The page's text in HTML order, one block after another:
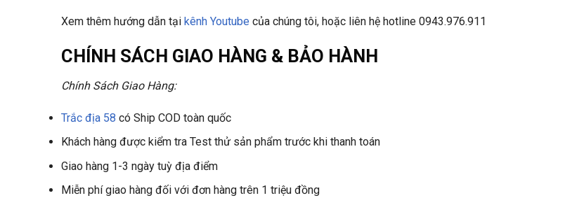
Xem thêm hướng dẫn tại kênh Youtube của chúng tôi, hoặc liên hệ hotline 0943.976.911
CHÍNH SÁCH GIAO HÀNG & BẢO HÀNH
Chính Sách Giao Hàng:
Trắc địa 58 có Ship COD toàn quốc
Khách hàng được kiểm tra Test thử sản phẩm trước khi thanh toán
Giao hàng 1-3 ngày tuỳ địa điểm
Miễn phí giao hàng đối với đơn hàng trên 1 triệu đồng